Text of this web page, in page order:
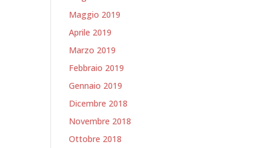
Maggio 2019
Aprile 2019
Marzo 2019
Febbraio 2019
Gennaio 2019
Dicembre 2018
Novembre 2018
Ottobre 2018